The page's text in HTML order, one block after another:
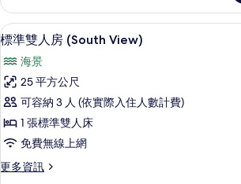
所
有
相
片
雙
人
房
View)
的
情
顯
示
標
準
雙
人
房
(South
書桌、遮光
7
標準雙人房 (South View)
海景
25 平方公尺
可容納 3 人 (依實際入住人數計費)
1 張標準雙人床
免費無線上網
更多資訊
更